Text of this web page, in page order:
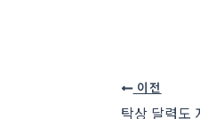
이전
탁상 달력도